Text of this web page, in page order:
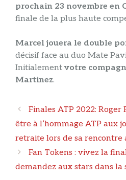
prochain 23 novembre en
finale de la plus haute
Marcel jouera le double
décisif face au duo Mate
Initialement votre
Martinez.
Navigation
des
articles
Finales ATP 2022:
être à l’hommage ATP aux
retraite lors de sa rencontre
Fan Tokens : vivez la
demandez aux stars dans la